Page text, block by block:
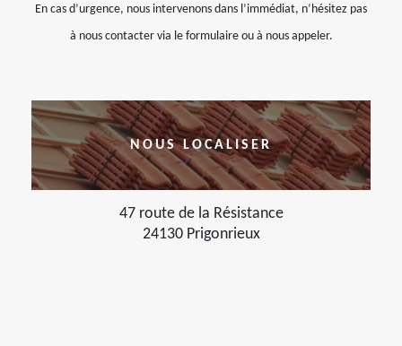
En cas d’urgence, nous intervenons dans l’immédiat, n’hésitez pas
à nous contacter via le formulaire ou à nous appeler.
NOUS LOCALISER
47 route de la Résistance
24130 Prigonrieux